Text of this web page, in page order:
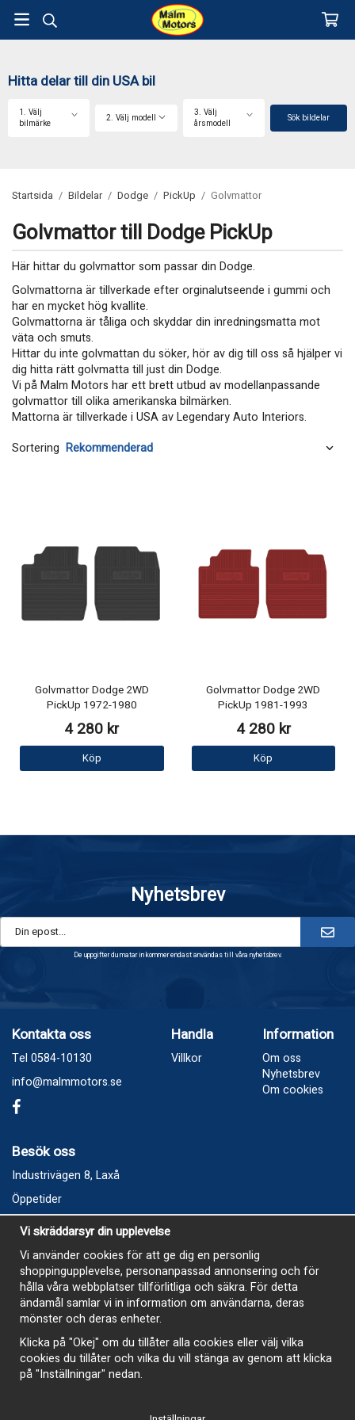
Hitta delar till din USA bil
1. Välj
bilmärke
2. Välj modell
3. Välj
årsmodell
Sök bildelar
Startsida / Bildelar / Dodge / PickUp / Golvmattor
Golvmattor till Dodge PickUp
Här hittar du golvmattor som passar din Dodge.
Golvmattorna är tillverkade efter orginalutseende i gummi och
har en mycket hög kvallite.
Golvmattorna är tåliga och skyddar din inredningsmatta mot
väta och smuts.
Hittar du inte golvmattan du söker, hör av dig till oss så hjälper vi
dig hitta rätt golvmatta till just din Dodge.
Vi på Malm Motors har ett brett utbud av modellanpassande
golvmattor till olika amerikanska bilmärken.
Mattorna är tillverkade i USA av Legendary Auto Interiors.
Sortering
Golvmattor Dodge 2WD
PickUp 1972-1980
4 280 kr
Köp
Golvmattor Dodge 2WD
PickUp 1981-1993
4 280 kr
Köp
Nyhetsbrev
De uppgifter du matar in kommer endast användas till våra nyhetsbrev.
Kontakta oss
Tel 0584-10130
info@malmmotors.se
Handla
Villkor
Information
Om oss
Nyhetsbrev
Om cookies
Besök oss
Industrivägen 8, Laxå
Öppetider
Vecka 32
Måndag kl 9-12, kl 13 - 15
Onsdag kl 9-12, kl 13 - 15
Tisdag, Tordag och Fredag stängt
E-Handelsbutiken är öppen och paket skickas hela
sommaren
Vi skräddarsyr din upplevelse
Vi använder cookies för att ge dig en personlig
shoppingupplevelse, personanpassad annonsering och för
hålla våra webbplatser tillförlitliga och säkra. För detta
ändamål samlar vi in information om användarna, deras
mönster och deras enheter.
Klicka på "Okej" om du tillåter alla cookies eller välj vilka
cookies du tillåter och vilka du vill stänga av genom att klicka
på "Inställningar" nedan.